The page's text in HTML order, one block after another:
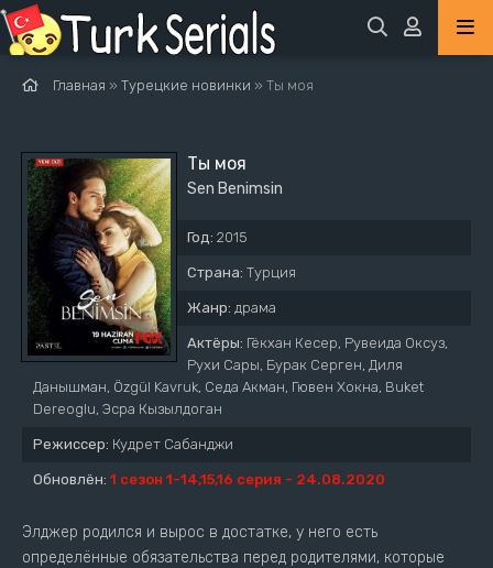
Главная » Турецкие новинки » Ты моя
Ты моя
Sen Benimsin
Год: 2015
Страна: Турция
Жанр: драма
Актёры: Гёкхан Кесер, Рувеида Оксуз,
Рухи Сары, Бурак Серген, Диля
Данышман, Özgül Kavruk, Седа Акман, Гювен Хокна, Buket
Dereoglu, Эсра Кызылдоган
Режиссер: Кудрет Сабанджи
Обновлён: 1 сезон 1-14,15,16 серия - 24.08.2020
Элджер родился и вырос в достатке, у него есть
определённые обязательства перед родителями, которые